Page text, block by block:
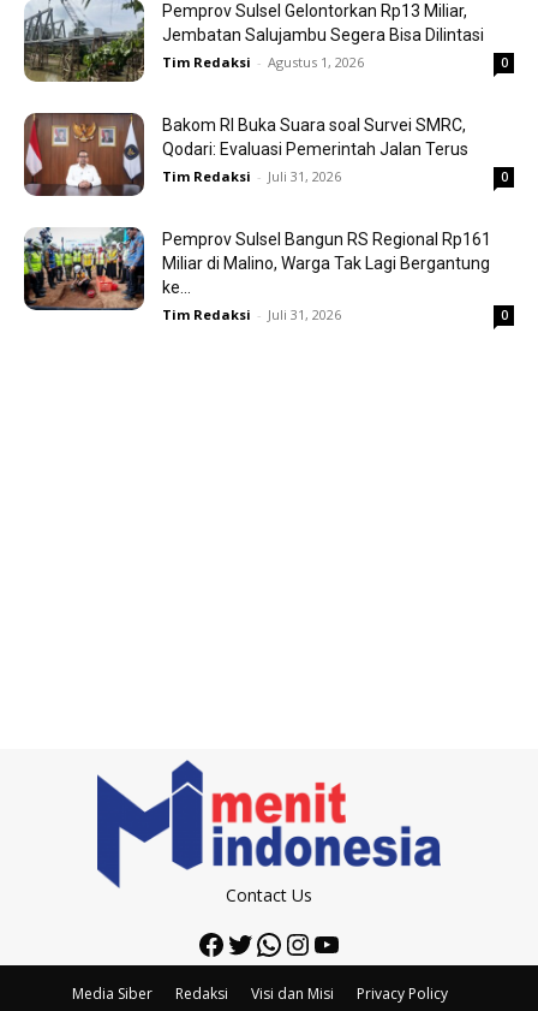
Pemprov Sulsel Gelontorkan Rp13 Miliar,
Jembatan Salujambu Segera Bisa Dilintasi
Tim Redaksi - Agustus 1, 2026 0
Bakom RI Buka Suara soal Survei SMRC,
Qodari: Evaluasi Pemerintah Jalan Terus
Tim Redaksi - Juli 31, 2026 0
Pemprov Sulsel Bangun RS Regional Rp161
Miliar di Malino, Warga Tak Lagi Bergantung
ke...
Tim Redaksi - Juli 31, 2026 0
Contact Us
Facebook
Twitter
WhatsApp
Instagram
YouTube
Media Siber Redaksi Visi dan Misi
Privacy Policy